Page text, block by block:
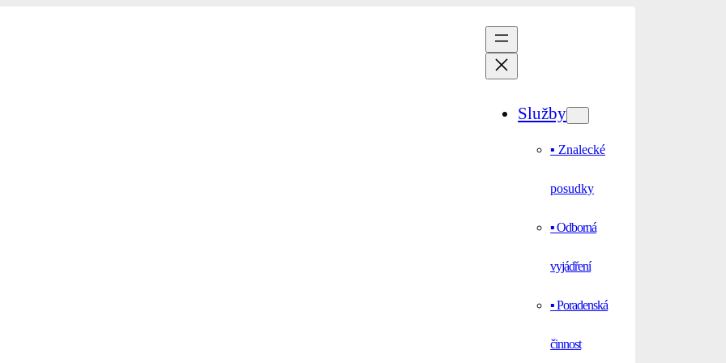
Služby
▪ Znalecké
posudky
▪ Odborná
vyjádření
▪ Poradenská
činnost